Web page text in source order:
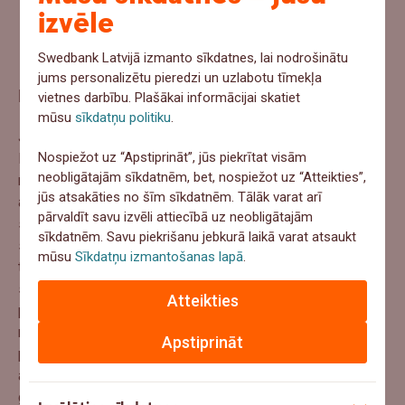
papildu līdzekļi, lai mantinieks pēc līguma vai
testamenta varētu iegūt nekustamo īpašumu pilnībā
vai iegādātos citu vietā.
Nelaime nes arī papildu izdevumus
Jāņem vērā, ka mantojuma saņemšana nav bez maksas –
likumiskajam, testamentārajam vai līgumiskajam
mantiniekiem var nākties samaksāt ienākuma nodokli, kā
arī jāapmaksā mantojuma lietas kārtošana. Kā esam
skaidrojuši rakstā“Cik izmaksā mantojums”,mantojuma
saņemšana var izmaksāt vairākus simtus vai pat
tūkstošus. Tuva cilvēka nāve ne tikai atstāj psiholoģiskas
sekas, bet arī rada finansiālas grūtības. Gadījumos, kad
persona, kuru ir vēlme finansiāli pasargāt, nav radinieksun
nav tiesīga iesaistīties mantošanas procesā, lieliski
palīdz
dzīvības apdrošināšana. Noslēdzot dzīvības
apdrošināšanas līgumu, ir iespējams norādīt labuma
guvēju, respektīvi, personu, kas var saņemt ar nodokli
izvēle
Swedbank Latvijā izmanto sīkdatnes, lai nodrošinātu
jums personalizētu pieredzi un uzlabotu tīmekļa
vietnes darbību. Plašākai informācijai skatiet
mūsusīkdatņu politiku
Nospiežot uz “Apstiprināt”, jūs piekrītat visām
neobligātajām sīkdatnēm, bet, nospiežot uz “Atteikties”,
jūs atsakāties no šīm sīkdatnēm. Tālāk varat arī
pārvaldīt savu izvēli attiecībā uz neobligātajām
sīkdatnēm. Savu piekrišanu jebkurā laikā varat atsaukt
mūsuSīkdatņu izmantošanas lapā
Apstiprināt
Atteikties